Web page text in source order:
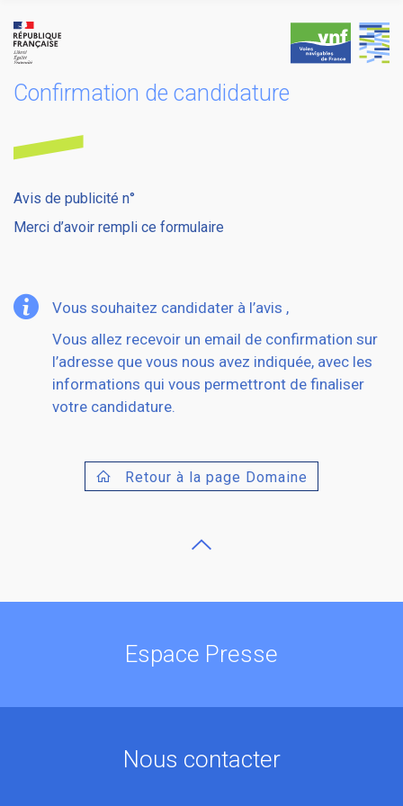
content
Confirmation de candidature
Avis de publicité n°
Merci d’avoir rempli ce formulaire
Vous souhaitez candidater à l’avis ,
Vous allez recevoir un email de confirmation sur
l’adresse que vous nous avez indiquée, avec les
informations qui vous permettront de finaliser
votre candidature.
Retour à la page Domaine
Espace Presse
Nous contacter